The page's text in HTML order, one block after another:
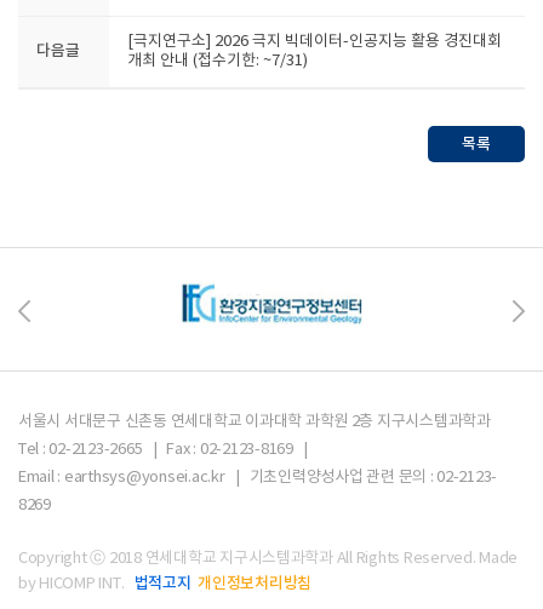
다음글
[극지연구소] 2026 극지 빅데이터-인공지능 활용 경진대회
개최 안내 (접수기한: ~7/31)
목록
서울시 서대문구 신촌동 연세대학교 이과대학 과학원 2층 지구시스템과학과
Tel : 02-2123-2665 | Fax : 02-2123-8169 |
Email : earthsys@yonsei.ac.kr | 기초인력양성사업 관련 문의 : 02-2123-
8269
Copyright ⓒ 2018 연세대학교 지구시스템과학과 All Rights Reserved. Made
by HICOMP INT.
법적고지 개인정보처리방침